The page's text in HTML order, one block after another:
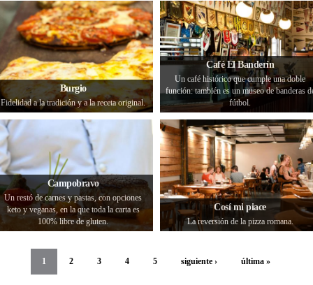
Burgio
Fidelidad a la tradición y a la receta original.
Café El Banderín
Un café histórico que cumple una doble
función: también es un museo de banderas
fútbol.
Campobravo
Un restó de carnes y pastas, con opciones
keto y veganas, en la que toda la carta es
100% libre de gluten.
Cosí mi piace
La reversión de la pizza romana.
1 2 3 4 5 siguiente › última »